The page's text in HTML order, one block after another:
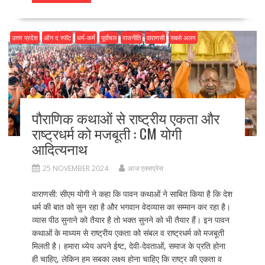
b
o
o
k
d
o
n
l e
उत्तर प्रदेश ऑन द स्पॉट धर्म-कर्म पूर्वांचल राजनीति वाराणसी सबसे अलग
पौराणिक कथाओं से राष्ट्रीय एकता और
राष्ट्रधर्म को मजबूती : CM योगी
आदित्यनाथ
25 NOVEMBER 2024 आज एक्सप्रेस
वाराणसी: सीएम योगी ने कहा कि पावन कथाओं ने साबित किया है कि देश
धर्म की बात को सुन रहा है और भगवान वेदव्यास का सम्मान कर रहा है।
व्यास पीठ सुनाने को तैयार है तो भक्त सुनने को भी तैयार हैं। इन पावन
कथाओं के माध्यम से राष्ट्रीय एकता को संबल व राष्ट्रधर्म को मजबूती
मिलती है। हमारा ध्येय अपने ईष्ट, देवी-देवताओं, समाज के प्रति होना
ही चाहिए, लेकिन हम सबका लक्ष्य होना चाहिए कि राष्ट्र की एकता व